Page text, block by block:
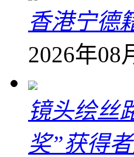
香港宁德
2026年08
镜头绘丝
奖”获得